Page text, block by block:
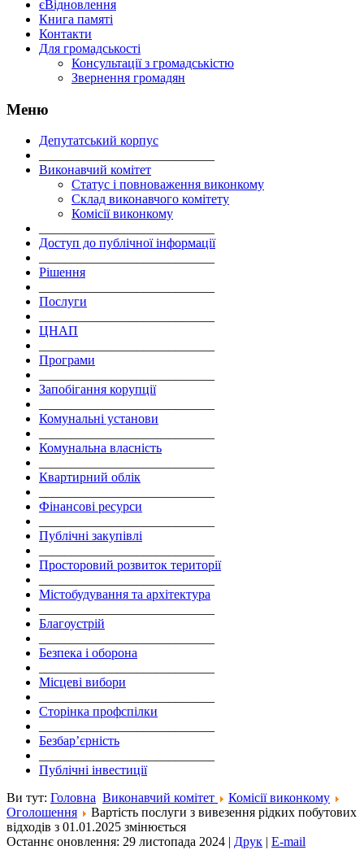
єВідновлення
Книга памяті
Контакти
Для громадськості
Консультації з громадськістю
Звернення громадян
Меню
Депутатський корпус
Виконавчий комітет
Статус і повноваження виконкому
Склад виконавчого комітету
Комісії виконкому
Доступ до публічної інформації
Рішення
Послуги
ЦНАП
Програми
Запобігання корупції
Комунальні установи
Комунальна власність
Квартирний облік
Фінансові ресурси
Публічні закупівлі
Просторовий розвиток території
Містобудування та архітектура
Благоустрій
Безпека і оборона
Місцеві вибори
Сторінка профспілки
Безбар’єрність
Публічні інвестиції
Ви тут: Головна Виконавчий комітет
Комісії виконкому
Оголошення
Вартість послуги з вивезення рідких побутових
відходів з 01.01.2025 змінюється
Останнє оновлення: 29 листопада 2024 | Друк | E-mail